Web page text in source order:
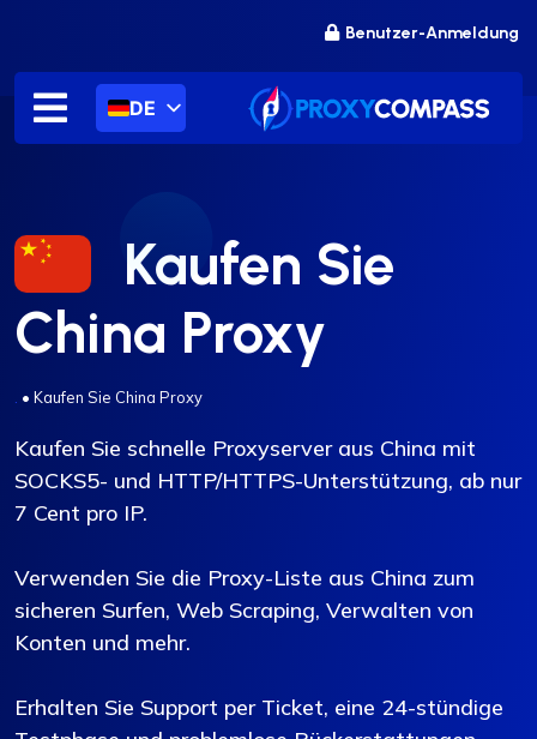
springen
Benutzer-Anmeldung
DE
Kaufen Sie
China Proxy
• Kaufen Sie China Proxy
Kaufen Sie schnelle Proxyserver aus China mit
SOCKS5- und HTTP/HTTPS-Unterstützung, ab nur
7 Cent pro IP.
Verwenden Sie die Proxy-Liste aus China zum
sicheren Surfen, Web Scraping, Verwalten von
Konten und mehr.
Erhalten Sie Support per Ticket, eine 24-stündige